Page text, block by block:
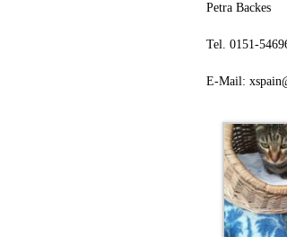
Petra Backes
Tel. 0151-
E-Mail: